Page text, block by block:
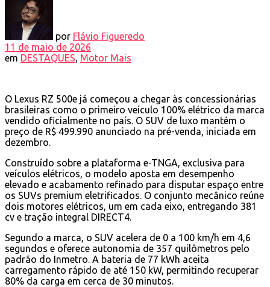
por Flávio Figueredo
11 de maio de 2026
em DESTAQUES, Motor Mais
O Lexus RZ 500e já começou a chegar às concessionárias
brasileiras como o primeiro veículo 100% elétrico da marca
vendido oficialmente no país. O SUV de luxo mantém o
preço de R$ 499.990 anunciado na pré-venda, iniciada em
dezembro.
Construído sobre a plataforma e-TNGA, exclusiva para
veículos elétricos, o modelo aposta em desempenho
elevado e acabamento refinado para disputar espaço entre
os SUVs premium eletrificados. O conjunto mecânico reúne
dois motores elétricos, um em cada eixo, entregando 381
cv e tração integral DIRECT4.
Segundo a marca, o SUV acelera de 0 a 100 km/h em 4,6
segundos e oferece autonomia de 357 quilômetros pelo
padrão do Inmetro. A bateria de 77 kWh aceita
carregamento rápido de até 150 kW, permitindo recuperar
80% da carga em cerca de 30 minutos.